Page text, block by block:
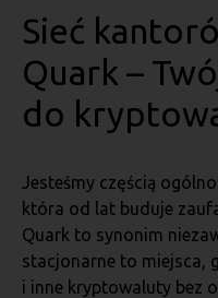
Sieć
Quark –
do
Jesteśmy częścią
która od lat buduje
Quark to synonim
stacjonarne to miejsca,
i inne kryptowaluty bez